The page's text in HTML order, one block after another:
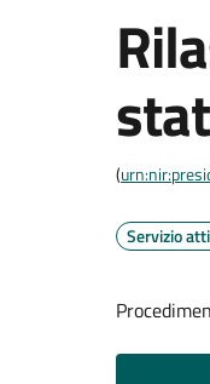
(
Servizio